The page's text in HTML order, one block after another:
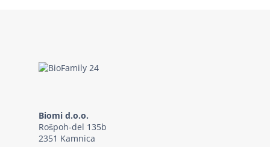
Biomi d.o.o.
Rošpoh-del 135b
2351 Kamnica